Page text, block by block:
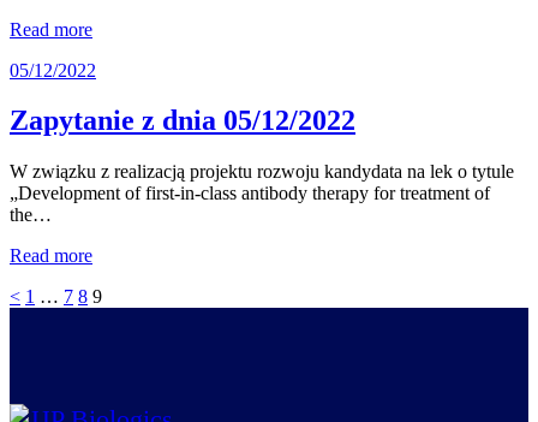
Read more
05/12/2022
Zapytanie z dnia 05/12/2022
W związku z realizacją projektu rozwoju kandydata na lek o tytule
„Development of first-in-class antibody therapy for treatment of
the…
Read more
Posts
< Page
1 … Page
7 Page
8 Page
9